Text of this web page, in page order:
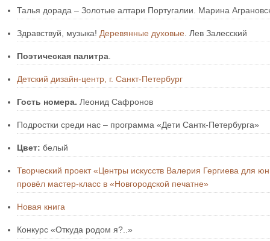
Талья дорада – Золотые алтари Португалии. Марина
Здравствуй, музыка! Деревянные духовые . Лев Залесский
Поэтическая палитра
Детский дизайн-центр, г. Санкт-Петербург
Гость номера. Леонид Сафронов
Подростки среди нас – программа «Дети Сантк-Петербурга»
Цвет: белый
Творческий проект «Центры искусств Валерия Гергиева для
провёл мастер-класс в «Новгородской печатне»
Новая книга
Конкурс «Откуда родом я?..»